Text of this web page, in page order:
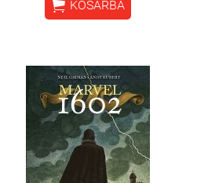
 KOSÁRBA